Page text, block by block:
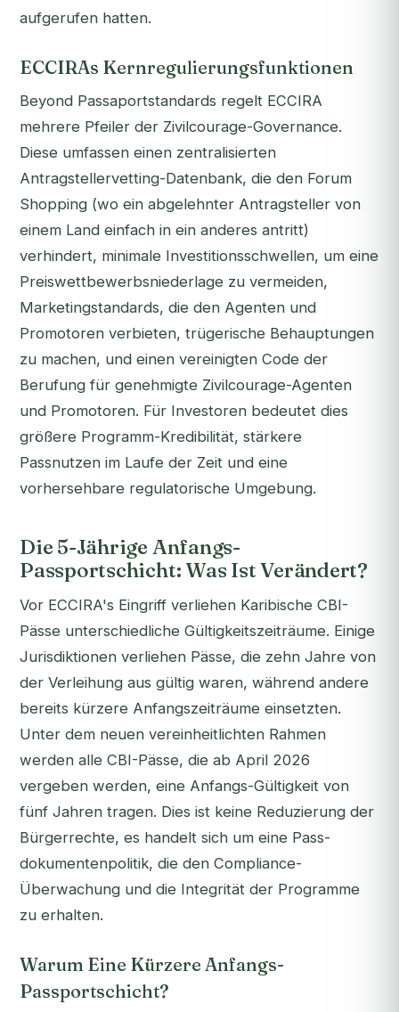
aufgerufen hatten.
ECCIRAs Kernregulierungsfunktionen
Beyond Passaportstandards regelt ECCIRA
mehrere Pfeiler der Zivilcourage-Governance.
Diese umfassen einen zentralisierten
Antragstellervetting-Datenbank, die den Forum
Shopping (wo ein abgelehnter Antragsteller von
einem Land einfach in ein anderes antritt)
verhindert, minimale Investitionsschwellen, um eine
Preiswettbewerbsniederlage zu vermeiden,
Marketingstandards, die den Agenten und
Promotoren verbieten, trügerische Behauptungen
zu machen, und einen vereinigten Code der
Berufung für genehmigte Zivilcourage-Agenten
und Promotoren. Für Investoren bedeutet dies
größere Programm-Kredibilität, stärkere
Passnutzen im Laufe der Zeit und eine
vorhersehbare regulatorische Umgebung.
Die 5-Jährige Anfangs-
Passportschicht: Was Ist Verändert?
Vor ECCIRA's Eingriff verliehen Karibische CBI-
Pässe unterschiedliche Gültigkeitszeiträume. Einige
Jurisdiktionen verliehen Pässe, die zehn Jahre von
der Verleihung aus gültig waren, während andere
bereits kürzere Anfangszeiträume einsetzten.
Unter dem neuen vereinheitlichten Rahmen
werden alle CBI-Pässe, die ab April 2026
vergeben werden, eine Anfangs-Gültigkeit von
fünf Jahren tragen. Dies ist keine Reduzierung der
Bürgerrechte, es handelt sich um eine Pass-
dokumentenpolitik, die den Compliance-
Überwachung und die Integrität der Programme
zu erhalten.
Warum Eine Kürzere Anfangs-
Passportschicht?